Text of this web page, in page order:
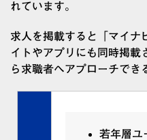
れています。
求人を掲載すると「マイナ
イトやアプリにも同時掲載
ら求職者へアプローチでき
若年層ユ